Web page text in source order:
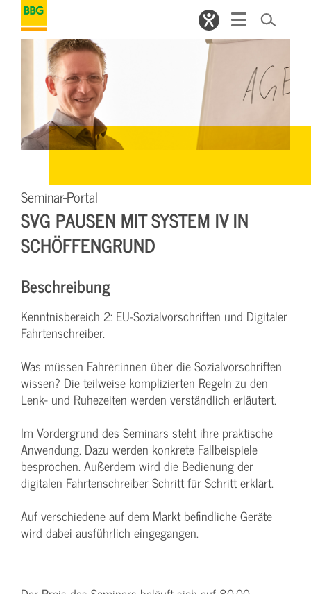
Seminar-Portal
SVG PAUSEN MIT SYSTEM IV IN
SCHÖFFENGRUND
Beschreibung
Kenntnisbereich 2: EU-Sozialvorschriften und Digitaler
Fahrtenschreiber.
Was müssen Fahrer:innen über die Sozialvorschriften
wissen? Die teilweise komplizierten Regeln zu den
Lenk- und Ruhezeiten werden verständlich erläutert.
Im Vordergrund des Seminars steht ihre praktische
Anwendung. Dazu werden konkrete Fallbeispiele
besprochen. Außerdem wird die Bedienung der
digitalen Fahrtenschreiber Schritt für Schritt erklärt.
Auf verschiedene auf dem Markt befindliche Geräte
wird dabei ausführlich eingegangen.